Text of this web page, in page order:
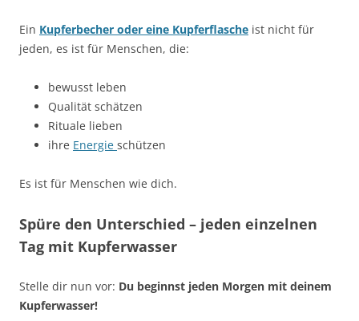
Ein Kupferbecher oder eine Kupferflasche ist nicht für
jeden, es ist für Menschen, die:
bewusst leben
Qualität schätzen
Rituale lieben
ihre Energie schützen
Es ist für Menschen wie dich.
Spüre den Unterschied – jeden einzelnen
Tag mit Kupferwasser
Stelle dir nun vor: Du beginnst jeden Morgen mit deinem
Kupferwasser!